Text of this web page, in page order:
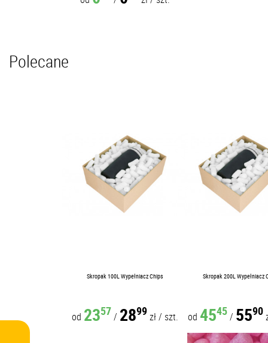
Polecane
Skropak 100L Wypełniacz Chips
od 2357/ 2899zł/ szt.
Skropak 200L Wypełniacz
od 4545/ 5590